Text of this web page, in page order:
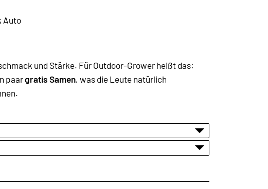
Auto
und Stärke. Für Outdoor-Grower heißt das:
paargratis Samen, was die Leute natürlich